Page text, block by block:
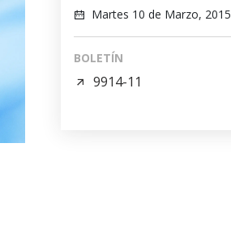
Martes 10 de Marzo, 2015
BOLETÍN
9914-11